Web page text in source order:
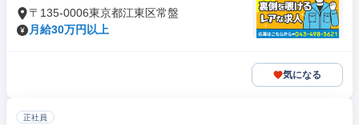
〒135-0006東京都江東区常盤
月給30万円以上
気になる
正社員